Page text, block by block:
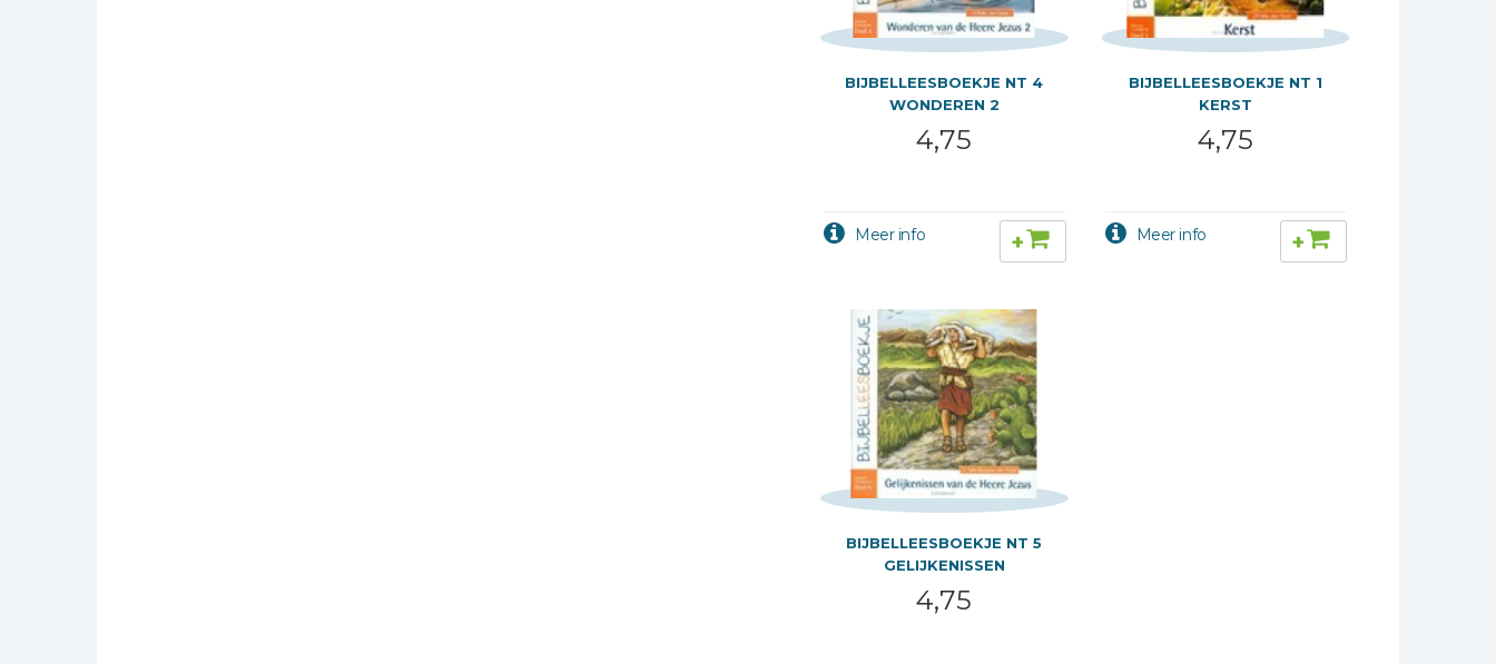
BIJBELLEESBOEKJE NT 4
WONDEREN 2
4,75
+
BIJBELLEESBOEKJE NT 1
KERST
4,75
+
BIJBELLEESBOEKJE NT 5
GELIJKENISSEN
4,75